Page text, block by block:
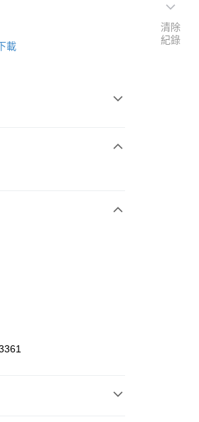
載
費
清除
紀錄